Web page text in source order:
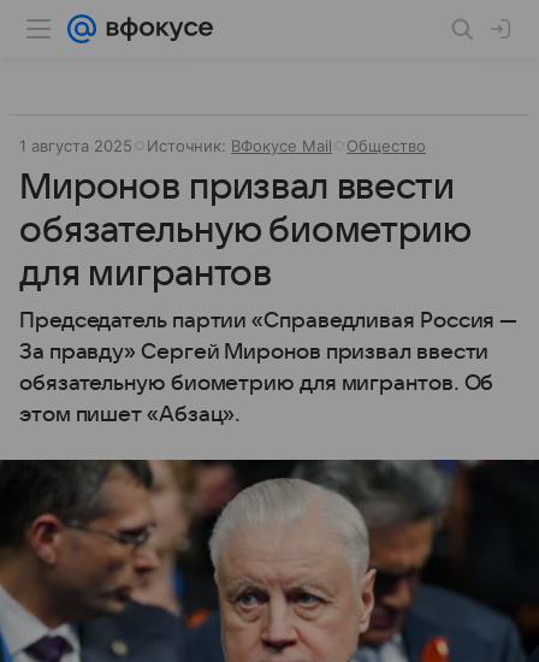
1 августа 2025 Источник: ВФокусе Mail Общество
Миронов призвал ввести
обязательную биометрию
для мигрантов
Председатель партии «Справедливая Россия —
За правду» Сергей Миронов призвал ввести
обязательную биометрию для мигрантов. Об
этом пишет «Абзац».